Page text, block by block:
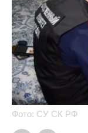
Фото: СУ СК РФ